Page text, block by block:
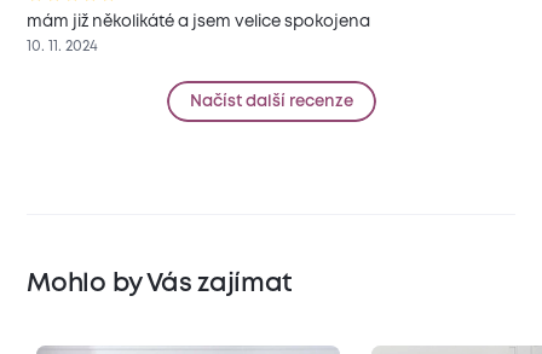
mám již několikáté a jsem velice spokojena
10. 11. 2024
Načíst další recenze
Mohlo by Vás zajímat